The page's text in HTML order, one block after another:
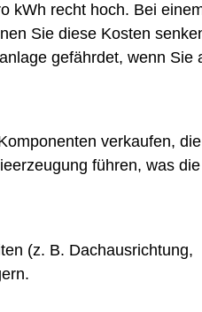
kWh recht hoch. Bei
Sie diese Kosten
gefährdet, wenn Sie
verkaufen,
führen, was
(z. B. Dachausrichtung,